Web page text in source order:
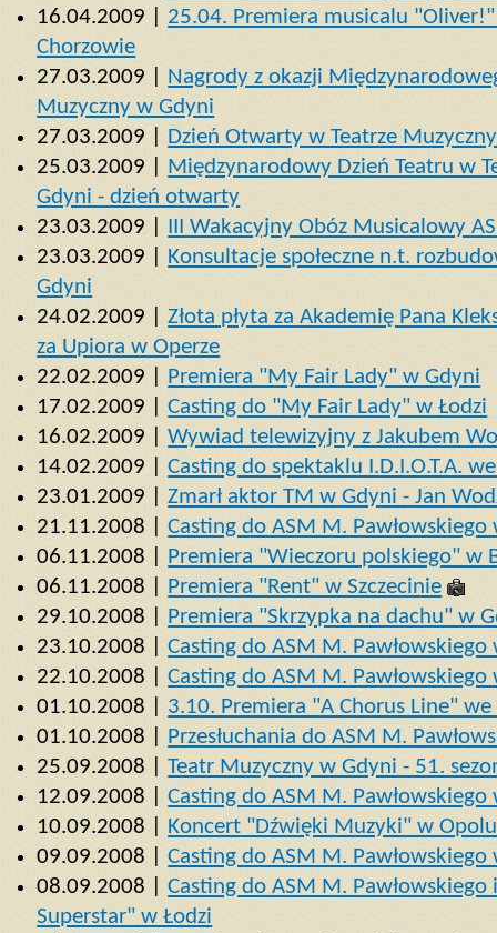
16.04.2009 | 25.04. Premiera musicalu
Chorzowie
27.03.2009 | Nagrody z okazji
Muzyczny w Gdyni
27.03.2009 | Dzień Otwarty w Teatrze
25.03.2009 | Międzynarodowy Dzień Teatru w
Gdyni - dzień otwarty
23.03.2009 | III Wakacyjny Obóz Musicalowy
23.03.2009 | Konsultacje społeczne n.t.
Gdyni
24.02.2009 |Złota płyta za Akademię Pana
za Upiora w Operze
22.02.2009 | Premiera "My Fair Lady" w Gdyni
17.02.2009 |Casting do "My Fair Lady" w Łodzi
16.02.2009 |Wywiad telewizyjny z Jakubem
14.02.2009 |Casting do spektaklu I.D.I.O.T.A.
23.01.2009 |Zmarł aktor TM w Gdyni - Jan
21.11.2008 |Casting do ASM M. Pawłowskiego
06.11.2008 | Premiera "Wieczoru polskiego" w
06.11.2008 | Premiera "Rent" w Szczecinie
29.10.2008 | Premiera "Skrzypka na dachu" w
23.10.2008 |Casting do ASM M. Pawłowskiego
22.10.2008 |Casting do ASM M. Pawłowskiego
01.10.2008 | 3.10. Premiera "A Chorus Line" we
01.10.2008 | Przesłuchania do ASM M.
25.09.2008 |Teatr Muzyczny w Gdyni - 51.
12.09.2008 |Casting do ASM M. Pawłowskiego
10.09.2008 | Koncert "Dźwięki Muzyki" w Opolu
09.09.2008 |Casting do ASM M. Pawłowskiego
08.09.2008 |Casting do ASM M.
Superstar" w Łodzi